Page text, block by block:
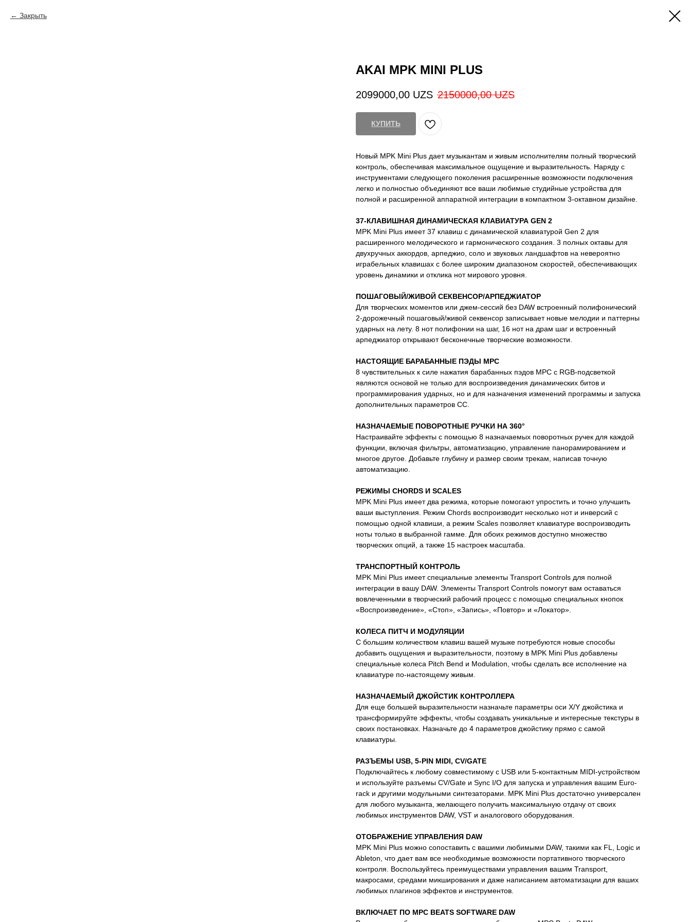
Закрыть
AKAI MPK MINI PLUS
2099000,00 UZS 2150000,00 UZS
КУПИТЬ
Новый MPK Mini Plus дает музыкантам и живым исполнителям полный творческий
контроль, обеспечивая максимальное ощущение и выразительность. Наряду с
инструментами следующего поколения расширенные возможности подключения
легко и полностью объединяют все ваши любимые студийные устройства для
полной и расширенной аппаратной интеграции в компактном 3-октавном дизайне.
37-КЛАВИШНАЯ ДИНАМИЧЕСКАЯ КЛАВИАТУРА GEN 2
MPK Mini Plus имеет 37 клавиш с динамической клавиатурой Gen 2 для
расширенного мелодического и гармонического создания. 3 полных октавы для
двухручных аккордов, арпеджио, соло и звуковых ландшафтов на невероятно
играбельных клавишах с более широким диапазоном скоростей, обеспечивающих
уровень динамики и отклика нот мирового уровня.
ПОШАГОВЫЙ/ЖИВОЙ СЕКВЕНСОР/АРПЕДЖИАТОР
Для творческих моментов или джем-сессий без DAW встроенный полифонический
2-дорожечный пошаговый/живой секвенсор записывает новые мелодии и паттерны
ударных на лету. 8 нот полифонии на шаг, 16 нот на драм шаг и встроенный
арпеджиатор открывают бесконечные творческие возможности.
НАСТОЯЩИЕ БАРАБАННЫЕ ПЭДЫ MPC
8 чувствительных к силе нажатия барабанных пэдов MPC с RGB-подсветкой
являются основой не только для воспроизведения динамических битов и
программирования ударных, но и для назначения изменений программы и запуска
дополнительных параметров CC.
НАЗНАЧАЕМЫЕ ПОВОРОТНЫЕ РУЧКИ НА 360°
Настраивайте эффекты с помощью 8 назначаемых поворотных ручек для каждой
функции, включая фильтры, автоматизацию, управление панорамированием и
многое другое. Добавьте глубину и размер своим трекам, написав точную
автоматизацию.
РЕЖИМЫ CHORDS И SCALES
MPK Mini Plus имеет два режима, которые помогают упростить и точно улучшить
ваши выступления. Режим Chords воспроизводит несколько нот и инверсий с
помощью одной клавиши, а режим Scales позволяет клавиатуре воспроизводить
ноты только в выбранной гамме. Для обоих режимов доступно множество
творческих опций, а также 15 настроек масштаба.
ТРАНСПОРТНЫЙ КОНТРОЛЬ
MPK Mini Plus имеет специальные элементы Transport Controls для полной
интеграции в вашу DAW. Элементы Transport Controls помогут вам оставаться
вовлеченными в творческий рабочий процесс с помощью специальных кнопок
«Воспроизведение», «Стоп», «Запись», «Повтор» и «Локатор».
КОЛЕСА ПИТЧ И МОДУЛЯЦИИ
С большим количеством клавиш вашей музыке потребуются новые способы
добавить ощущения и выразительности, поэтому в MPK Mini Plus добавлены
специальные колеса Pitch Bend и Modulation, чтобы сделать все исполнение на
клавиатуре по-настоящему живым.
НАЗНАЧАЕМЫЙ ДЖОЙСТИК КОНТРОЛЛЕРА
Для еще большей выразительности назначьте параметры оси X/Y джойстика и
трансформируйте эффекты, чтобы создавать уникальные и интересные текстуры в
своих постановках. Назначьте до 4 параметров джойстику прямо с самой
клавиатуры.
РАЗЪЕМЫ USB, 5-PIN MIDI, CV/GATE
Подключайтесь к любому совместимому с USB или 5-контактным MIDI-устройством
и используйте разъемы CV/Gate и Sync I/O для запуска и управления вашим Euro-
rack и другими модульными синтезаторами. MPK Mini Plus достаточно универсален
для любого музыканта, желающего получить максимальную отдачу от своих
любимых инструментов DAW, VST и аналогового оборудования.
ОТОБРАЖЕНИЕ УПРАВЛЕНИЯ DAW
MPK Mini Plus можно сопоставить с вашими любимыми DAW, такими как FL, Logic и
Ableton, что дает вам все необходимые возможности портативного творческого
контроля. Воспользуйтесь преимуществами управления вашим Transport,
макросами, средами микширования и даже написанием автоматизации для ваших
любимых плагинов эффектов и инструментов.
ВКЛЮЧАЕТ ПО MPC BEATS SOFTWARE DAW